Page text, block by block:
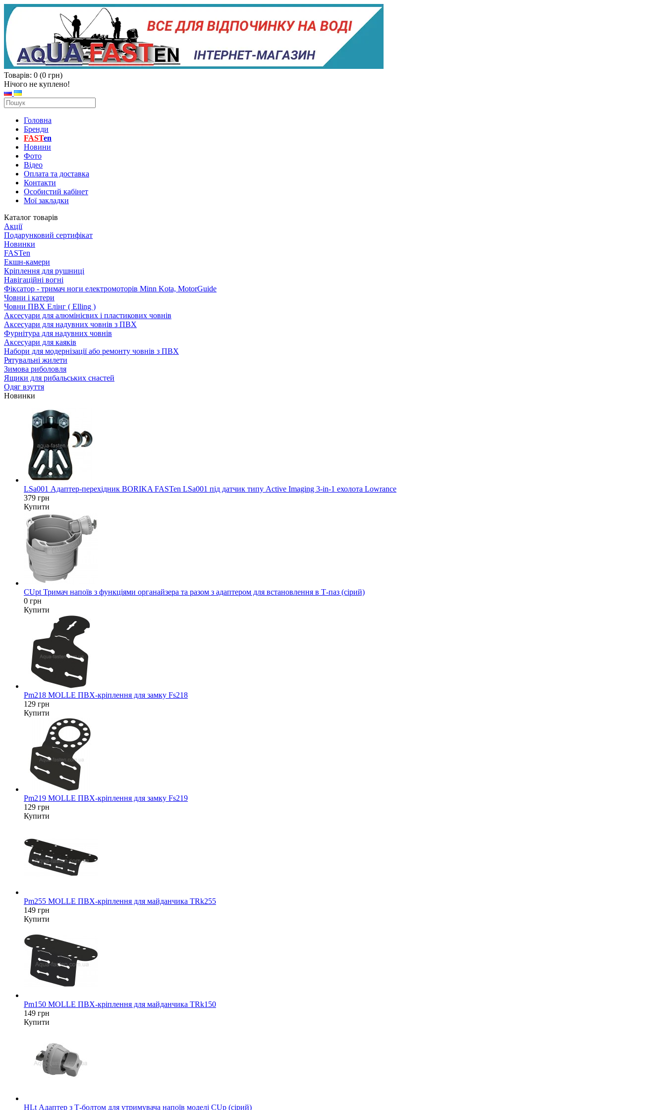
Товарів: 0 (0 грн)
Нічого не куплено!
Головна
Бренди
FASTen
Новини
Фото
Відео
Оплата та доставка
Контакти
Особистий кабінет
Мої закладки
Каталог товарів
Акції
Подарунковий сертифікат
Новинки
FASTen
Екшн-камери
Кріплення для рушниці
Навігаційні вогні
Фіксатор - тримач ноги електромоторів Minn Kota, MotorGuide
Човни і катери
Човни ПВХ Елінг ( Elling )
Аксесуари для алюмінієвих і пластикових човнів
Аксесуари для надувних човнів з ПВХ
Фурнітура для надувних човнів
Аксесуари для каяків
Набори для модернізації або ремонту човнів з ПВХ
Рятувальні жилети
Зимова риболовля
Ящики для рибальських снастей
Одяг взуття
Новинки
LSa001 Адаптер-перехідник BORIKA FASTen LSa001 під датчик типу Active Imaging 3-in-1 ехолота Lowrance
379 грн
Купити
CUpt Тримач напоїв з функціями органайзера та разом з адаптером для встановлення в Т-паз (сірий)
0 грн
Купити
Pm218 MOLLE ПВХ-кріплення для замку Fs218
129 грн
Купити
Pm219 MOLLE ПВХ-кріплення для замку Fs219
129 грн
Купити
Pm255 MOLLE ПВХ-кріплення для майданчика TRk255
149 грн
Купити
Pm150 MOLLE ПВХ-кріплення для майданчика TRk150
149 грн
Купити
HLt Адаптер з Т-болтом для утримувача напоїв моделі CUp (сірий)